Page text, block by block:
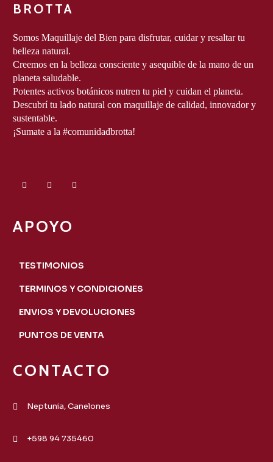
BROTTA
Somos Maquillaje del Bien para disfrutar, cuidar y resaltar tu
belleza natural.
Creemos en la belleza consciente y asequible de la mano de un
planeta saludable.
Potentes activos botánicos nutren tu piel y cuidan el planeta.
Descubrí tu lado natural con maquillaje de calidad, innovador y
sustentable.
¡Sumate a la #comunidadbrotta!
APOYO
TESTIMONIOS
TERMINOS Y CONDICIONES
ENVIOS Y DEVOLUCIONES
PUNTOS DE VENTA
CONTACTO
Neptunia, Canelones
+598 94 735460